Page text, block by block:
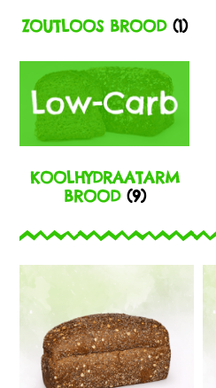
ZOUTLOOS BROOD (1)
KOOLHYDRAATARM
BROOD (9)